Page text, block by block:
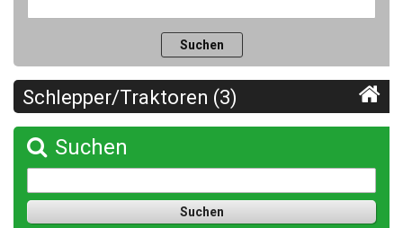
Schlepper/Traktoren (3)
Suchen